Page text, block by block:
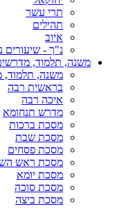
תרי עשר
תהילים
איוב
נ"ך - שיעורים
משנה, תלמוד,
משנה, תלמוד,
בראשית רבה
איכה רבה
מדרש תנחומא
מסכת ברכות
מסכת שבת
מסכת פסחים
מסכת ראש
מסכת יומא
מסכת סוכה
מסכת ביצה